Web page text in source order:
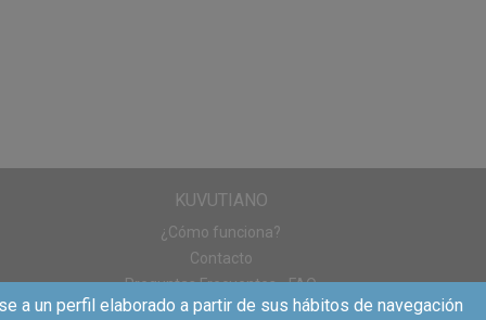
KUVUTIANO
¿Cómo funciona?
Contacto
Preguntas Frecuentes - FAQ
a un perfil elaborado a partir de sus hábitos de navegación